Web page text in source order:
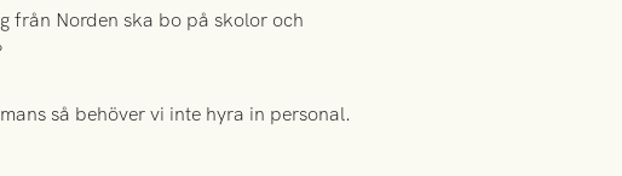
från Norden ska bo på skolor och
så behöver vi inte hyra in personal.